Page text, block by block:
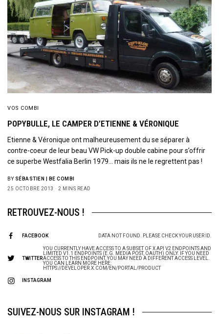
VOS COMBI
POPYBULLE, LE CAMPER D’ETIENNE & VÉRONIQUE
Etienne & Véronique ont malheureusement du se séparer à
contre-coeur de leur beau VW Pick-up double cabine pour s’offrir
ce superbe Westfalia Berlin 1979… mais ils ne le regrettent pas !
BY SÉBASTIEN | BE COMBI
25 OCTOBRE 2013
2 MINS READ
RETROUVEZ-NOUS !
FACEBOOK DATA NOT FOUND. PLEASE CHECK YOUR USER ID.
TWITTER
YOU CURRENTLY HAVE ACCESS TO A SUBSET OF X API V2 ENDPOINTS AND
LIMITED V1.1 ENDPOINTS (E.G. MEDIA POST, OAUTH) ONLY. IF YOU NEED
ACCESS TO THIS ENDPOINT, YOU MAY NEED A DIFFERENT ACCESS LEVEL.
YOU CAN LEARN MORE HERE:
HTTPS://DEVELOPER.X.COM/EN/PORTAL/PRODUCT
INSTAGRAM
SUIVEZ-NOUS SUR INSTAGRAM !